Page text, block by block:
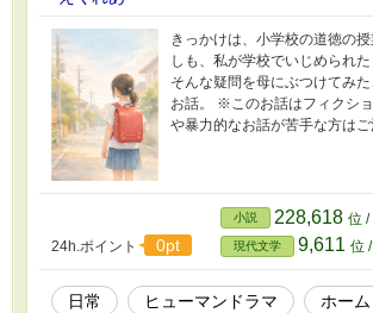
きっかけは、小学校の道徳の
しも、私が学校でいじめられた
そんな疑問を母にぶつけてみ
お話。 ※このお話はフィクシ
や暴力的なお話が苦手な方はご
24h.ポイント 0pt
小説 228,618 位
現代文学 9,611 位
日常 ヒューマンドラマ
ホー